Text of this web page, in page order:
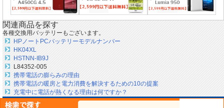
関連商品を探す
各種交換用バッテリーもございます。
HPノートPCバッテリーモデルナンバー
HK04XL
HSTNN-IB9J
L84352-005
携帯電話の膨らみの理由
携帯電話の暖房と電力消費を解決するための10の提案
充電中に電話が熱くなる理由は何ですか？